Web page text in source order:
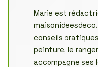
Marie est
conseils
peinture, le
accompagne ses